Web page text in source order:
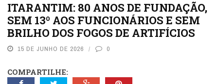
ITARANTIM: 80 ANOS DE FUNDAÇÃO,
SEM 13º AOS FUNCIONÁRIOS E SEM
BRILHO DOS FOGOS DE ARTIFÍCIOS
15 DE JUNHO DE 2026 0
COMPARTILHE: